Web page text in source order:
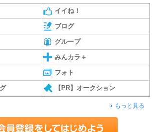
イイね！
ブログ
グループ
みんカラ＋
フォト
【PR】オークション
もっと見る